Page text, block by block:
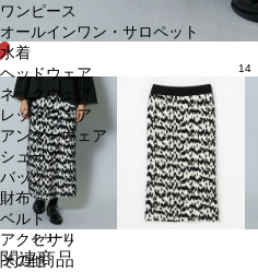
ワンピース
オールインワン・サロペット
水着
ヘッドウェア
ネックウェア
レッグウェア
アンダーウェア
シューズ
バッグ
財布
ベルト
アクセサリ
その他
14
クリーム
関連商品